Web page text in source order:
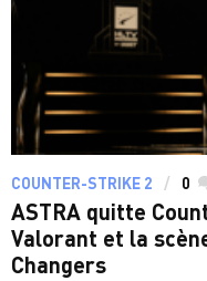
COUNTER-STRIKE 2 0
ASTRA quitte
Valorant et la
Changers